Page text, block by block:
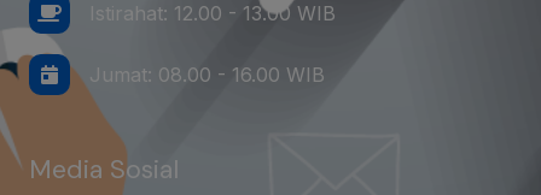
Istirahat: 12.00 - 13.00 WIB
Jumat: 08.00 - 16.00 WIB
Media Sosial